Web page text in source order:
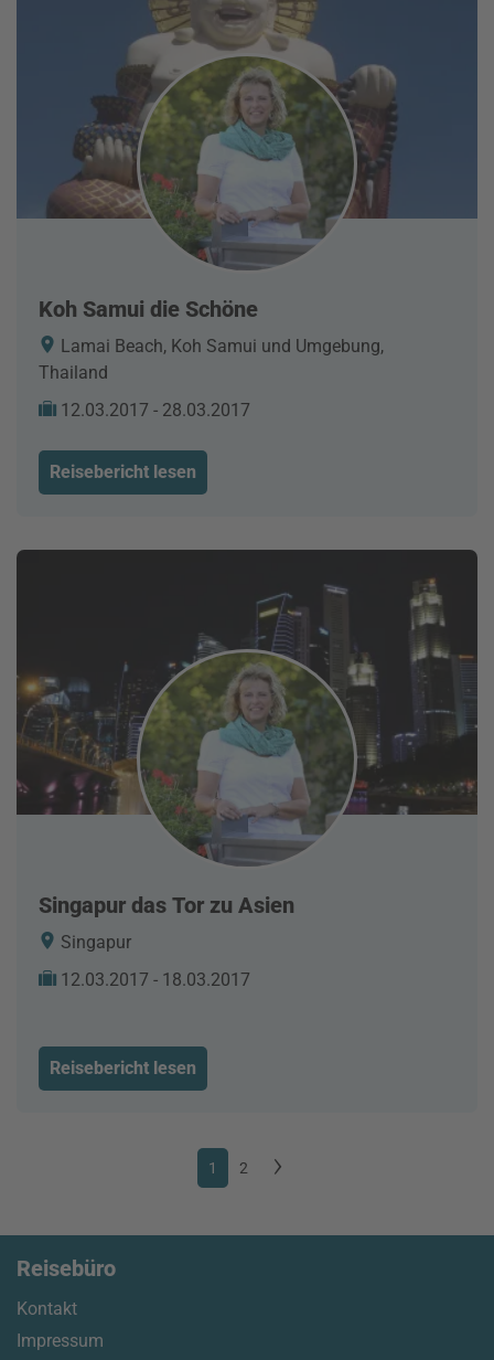
Koh Samui die Schöne
Lamai Beach, Koh Samui und Umgebung,
Thailand
12.03.2017 - 28.03.2017
Reisebericht lesen
Singapur das Tor zu Asien
Singapur
12.03.2017 - 18.03.2017
Reisebericht lesen
1 2
Reisebüro
Kontakt
Impressum